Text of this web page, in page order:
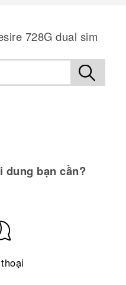
728G dual sim
dung bạn cần?